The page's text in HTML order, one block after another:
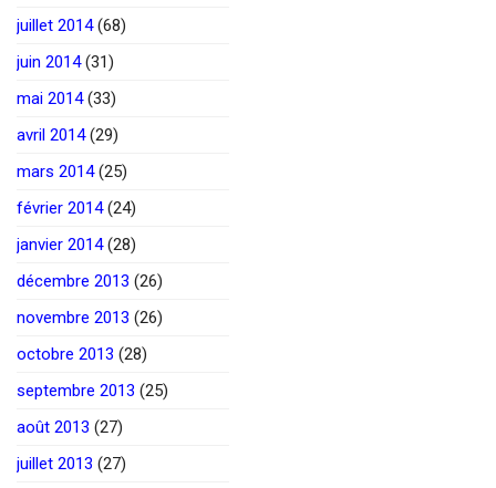
juillet 2014(68)
juin 2014(31)
mai 2014(33)
avril 2014(29)
mars 2014(25)
février 2014(24)
janvier 2014(28)
décembre 2013 (26)
novembre 2013 (26)
octobre 2013 (28)
septembre 2013 (25)
août 2013 (27)
juillet 2013 (27)